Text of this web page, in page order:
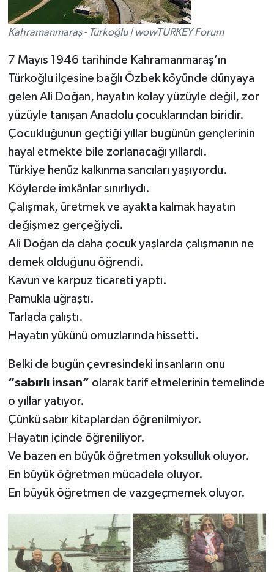
Kahramanmaraş - Türkoğlu | wowTURKEY Forum
7 Mayıs 1946 tarihinde Kahramanmaraş’ın
Türkoğlu ilçesine bağlı Özbek köyünde dünyaya
gelen Ali Doğan, hayatın kolay yüzüyle değil, zor
yüzüyle tanışan Anadolu çocuklarından biridir.
Çocukluğunun geçtiği yıllar bugünün gençlerinin
hayal etmekte bile zorlanacağı yıllardı.
Türkiye henüz kalkınma sancıları yaşıyordu.
Köylerde imkânlar sınırlıydı.
Çalışmak, üretmek ve ayakta kalmak hayatın
değişmez gerçeğiydi.
Ali Doğan da daha çocuk yaşlarda çalışmanın ne
demek olduğunu öğrendi.
Kavun ve karpuz ticareti yaptı.
Pamukla uğraştı.
Tarlada çalıştı.
Hayatın yükünü omuzlarında hissetti.
Belki de bugün çevresindeki insanların onu
“sabırlı insan” olarak tarif etmelerinin temelinde
o yıllar yatıyor.
Çünkü sabır kitaplardan öğrenilmiyor.
Hayatın içinde öğreniliyor.
Ve bazen en büyük öğretmen yoksulluk oluyor.
En büyük öğretmen mücadele oluyor.
En büyük öğretmen de vazgeçmemek oluyor.